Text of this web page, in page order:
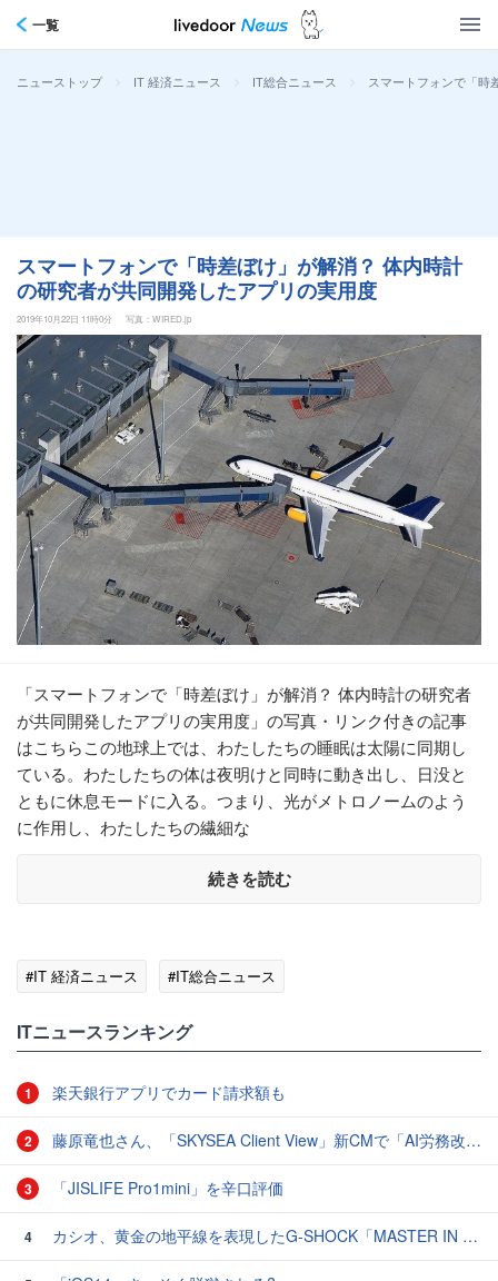
一覧
ニューストップ > IT 経済ニュース > IT総合ニュース > スマートフォンで「時
スマートフォンで「時差ぼけ」が解消？ 体内時計
の研究者が共同開発したアプリの実用度
2019年10月22日 11時0分 写真：WIRED.jp
「スマートフォンで「時差ぼけ」が解消？ 体内時計の研究者
が共同開発したアプリの実用度」の写真・リンク付きの記事
はこちらこの地球上では、わたしたちの睡眠は太陽に同期し
ている。わたしたちの体は夜明けと同時に動き出し、日没と
ともに休息モードに入る。つまり、光がメトロノームのよう
に作用し、わたしたちの繊細な
続きを読む
#IT 経済ニュース #IT総合ニュース
ITニュースランキング
1 楽天銀行アプリでカード請求額も
2 藤原竜也さん、「SKYSEA Client View」新CMで「AI労務改善」をアピール 働き方をAIが分析したら「すぐに休んで」と言われる？
3 「JISLIFE Pro1mini」を辛口評価
4 カシオ、黄金の地平線を表現したG-SHOCK「MASTER IN HORIZON GOLD」3モデル